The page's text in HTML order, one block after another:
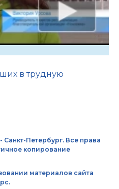
в трудную
Петербург. Все права
копирование
материалов сайта